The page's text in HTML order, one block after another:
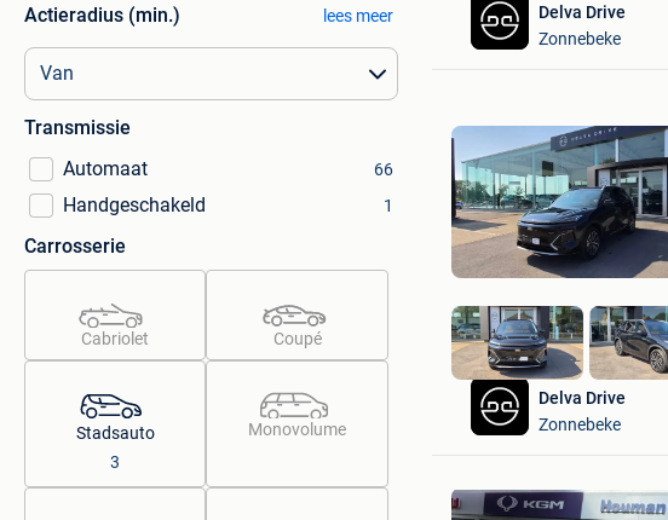
Actieradius (min.) lees meer
Transmissie
Automaat
66
Handgeschakeld 1
Carrosserie
Cabriolet Coupé
Stadsauto
3
Monovolume
Delva Drive
Zonnebeke
in
Delva Drive
Zonnebeke